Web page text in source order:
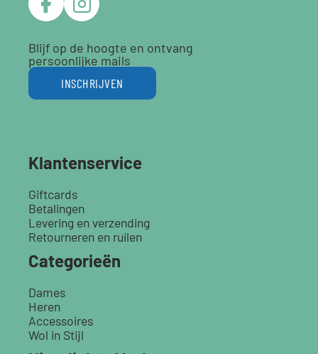
Blijf op de hoogte en ontvang
persoonlijke mails
INSCHRIJVEN
Klantenservice
Giftcards
Betalingen
Levering en verzending
Retourneren en ruilen
Categorieën
Dames
Heren
Accessoires
Wol in Stijl